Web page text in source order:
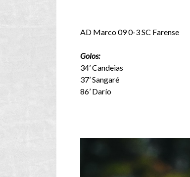
AD Marco 09 0-3 SC Farense
Golos:
34’ Candeias
37’ Sangaré
86’ Darío